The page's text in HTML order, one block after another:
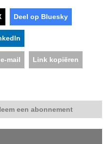
Deel op Bluesky
mail Link kopiëren
een abonnement